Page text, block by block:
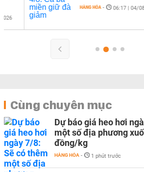
HÀNG HÓA - 06:17 | 04/08/2026
Cùng chuyên mục
Dự báo giá heo hơi
một số địa phương
đồng/kg
HÀNG HÓA - 1 phút trước